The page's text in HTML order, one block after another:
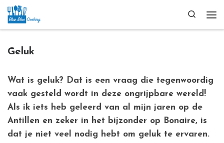
Ga naar inhoud
Search
Geluk
Wat is geluk? Dat is een vraag die tegenwoordig
vaak gesteld wordt in deze ongrijpbare wereld!
Als ik iets heb geleerd van al mijn jaren op de
Antillen en zeker in het bijzonder op Bonaire, is
dat je niet veel nodig hebt om geluk te ervaren.